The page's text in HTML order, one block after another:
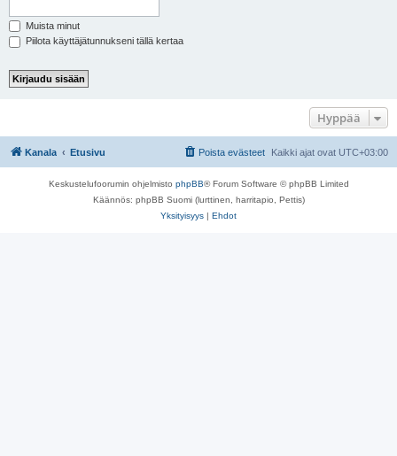
Muista minut
Piilota käyttäjätunnukseni tällä kertaa
Hyppää
Kanala Etusivu Kaikki ajat ovat UTC+03:00
Poista evästeet
Keskustelufoorumin ohjelmisto phpBB® Forum Software © phpBB Limited
Käännös: phpBB Suomi (lurttinen, harritapio, Pettis)
Yksityisyys | Ehdot